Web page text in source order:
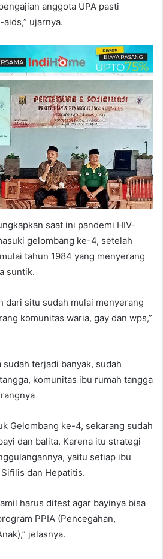
anggota UPA pasti
ujarnya.
saat ini pandemi HIV-
gelombang ke-4, setelah
tahun 1984 yang menyerang
suntik.
dari situ sudah mulai menyerang
komunitas waria, gay dan wps,”
terjadi banyak, sudah
komunitas ibu rumah tangga
Gelombang ke-4, sekarang sudah
dan balita. Karena itu strategi
yaitu setiap ibu
dan Hepatitis.
harus ditest agar bayinya bisa
PPIA (Pencegahan,
jelasnya.